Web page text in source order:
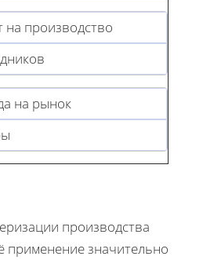
на производство
на рынок
производства
применение значительно